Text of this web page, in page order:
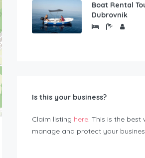
Boat Rental
Dubrovnik
Is this your business?
Claim listing here. This is the best
manage and protect your